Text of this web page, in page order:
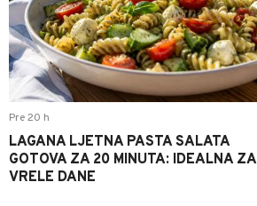
Pre 20 h
LAGANA LJETNA PASTA SALATA
GOTOVA ZA 20 MINUTA: IDEALNA ZA
VRELE DANE